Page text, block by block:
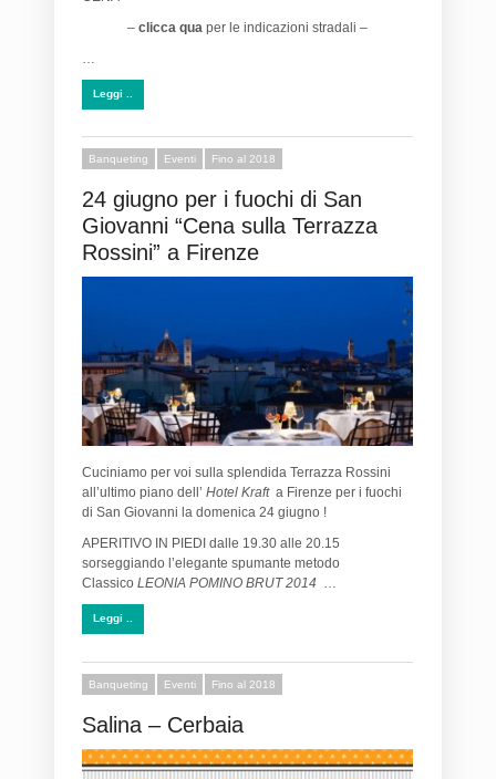
– clicca qua per le indicazioni stradali –
Leggi ..
Banqueting Eventi Fino al 2018
24 giugno per i fuochi di San
Giovanni “Cena sulla Terrazza
Rossini” a Firenze
Cuciniamo per voi sulla splendida Terrazza Rossini
all’ultimo piano dell’ Hotel Krafta Firenze per i fuochi
di San Giovanni la domenica 24 giugno !
APERITIVO IN PIEDI dalle 19.30 alle 20.15
sorseggiando l’elegante spumante metodo
Classico LEONIA POMINO BRUT 2014
Leggi ..
Banqueting Eventi Fino al 2018
Salina – Cerbaia